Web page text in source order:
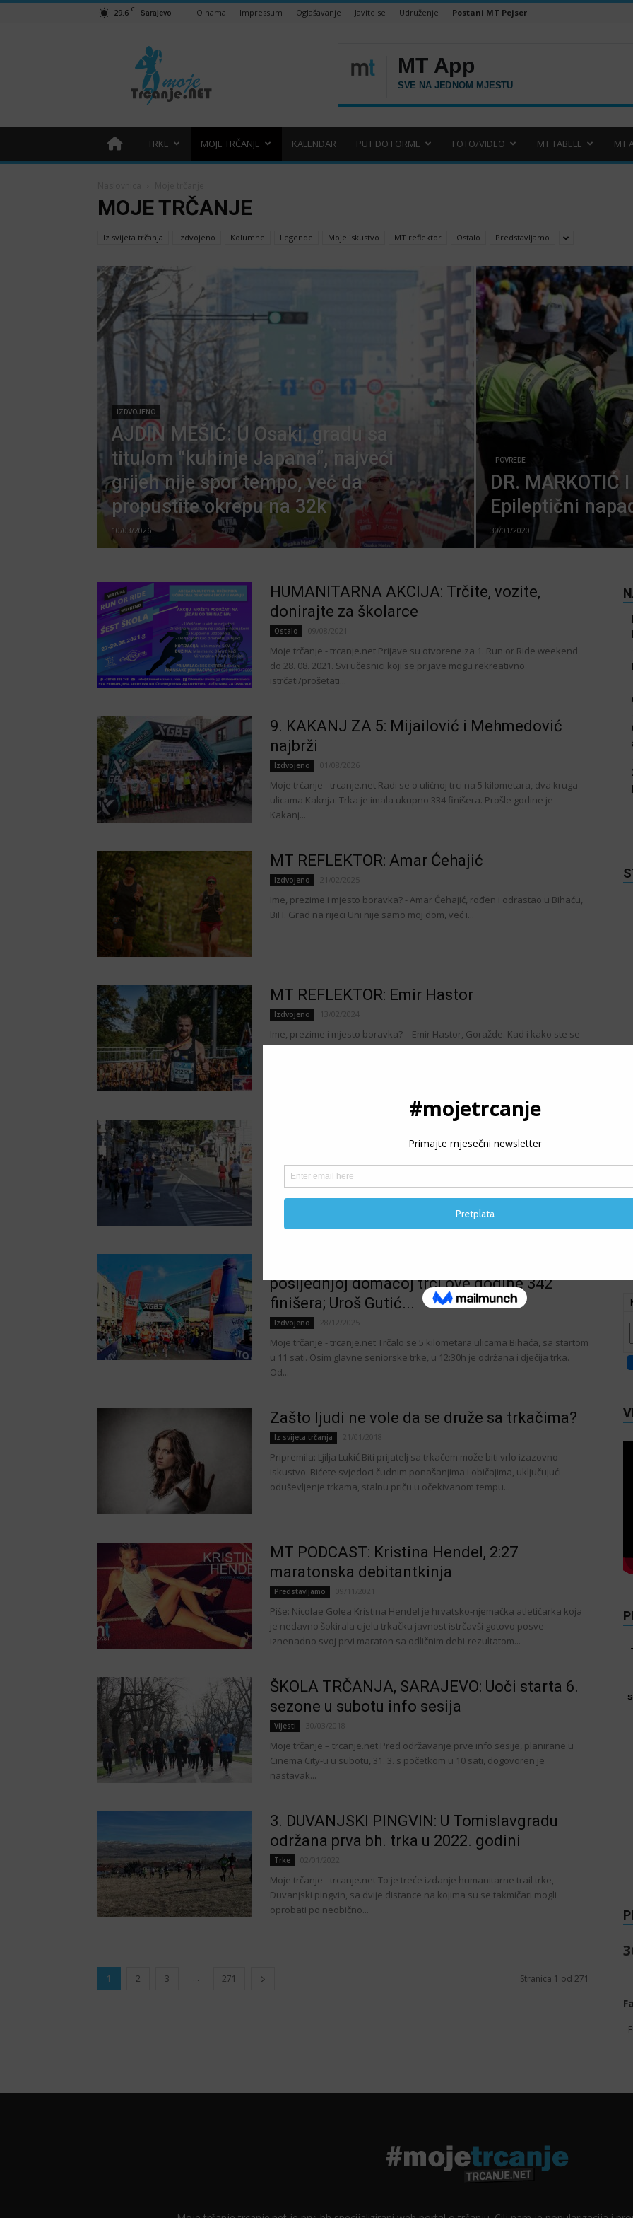
29.6 C Sarajevo O nama Impressum Oglašavanje Javite se Udruženje Postani MT Pejser
Moje
trčanje
trcanje.net
TRKE MOJE TRČANJE KALENDAR PUT DO FORME FOTO/VIDEO MT TABELE MT
MOJE TRČANJE
Iz svijeta trčanja Izdvojeno Kolumne Legende Moje iskustvo MT reflektor Ostalo Predstavljamo
IZDVOJENO
AJDIN MEŠIĆ: U Osaki, gradu sa
titulom “kuhinje Japana”, najveći
grijeh nije spor tempo, već da
propustite okrepu na 32k
10/03/2026
POVREDE
DR. MARKOTIĆ
Epileptični
30/01/2020
HUMANITARNA AKCIJA: Trčite, vozite,
donirajte za školarce
Ostalo 09/08/2021
Moje trčanje - trcanje.net Prijave su otvorene za 1. Run or Ride weekend
do 28. 08. 2021. Svi učesnici koji se prijave mogu rekreativno
istrčati/prošetati...
9. KAKANJ ZA 5: Mijailović i Mehmedović
najbrži
Izdvojeno 01/08/2026
Moje trčanje - trcanje.net Radi se o uličnoj trci na 5 kilometara, dva kruga
ulicama Kaknja. Trka je imala ukupno 334 finišera. Prošle godine je
Kakanj...
MT REFLEKTOR: Amar Ćehajić
Izdvojeno 21/02/2025
Ime, prezime i mjesto boravka? - Amar Ćehajić, rođen i odrastao u Bihaću,
BiH. Grad na rijeci Uni nije samo moj dom, već i...
MT REFLEKTOR: Emir Hastor
Izdvojeno 13/02/2024
Ime, prezime i mjesto boravka? - Emir Hastor, Goražde. Kad i kako ste se
počeli baviti trčanjem? - Prije osam godina sam počeo trenirati sa...
Ilić najbrži na premijernom izdanju
Izdvojeno 28/09/2024
Moje trčanje - trcanje.net U okviru manifestacije danas su održane dvije
trke: SUN RUN polumaraton i FUN RUN trka 7km, dok je dječija trka –...
posljednjoj domaćoj trci ove godine 342
finišera; Uroš Gutić...
Izdvojeno 28/12/2025
Moje trčanje - trcanje.net Trčalo se 5 kilometara ulicama Bihaća, sa startom
u 11 sati. Osim glavne seniorske trke, u 12:30h je održana i dječija trka.
Od...
Zašto ljudi ne vole da se druže sa trkačima?
Iz svijeta trčanja 21/01/2018
Pripremila: Ljilja Lukić Biti prijatelj sa trkačem može biti vrlo izazovno
iskustvo. Bićete svjedoci čudnim ponašanjima i običajima, uključujući
oduševljenje trkama, stalnu priču u očekivanom tempu...
MT PODCAST: Kristina Hendel, 2:27
maratonska debitantkinja
Predstavljamo 09/11/2021
Piše: Nicolae Golea Kristina Hendel je hrvatsko-njemačka atletičarka koja
je nedavno šokirala cijelu trkačku javnost istrčavši gotovo posve
iznenadno svoj prvi maraton sa odličnim debi-rezultatom...
ŠKOLA TRČANJA, SARAJEVO: Uoči starta 6.
sezone u subotu info sesija
Vijesti 30/03/2018
Moje trčanje – trcanje.net Pred održavanje prve info sesije, planirane u
Cinema City-u u subotu, 31. 3. s početkom u 10 sati, dogovoren je
nastavak...
3. DUVANJSKI PINGVIN: U Tomislavgradu
održana prva bh. trka u 2022. godini
Trke 02/01/2022
Moje trčanje - trcanje.net To je treće izdanje humanitarne trail trke,
Duvanjski pingvin, sa dvije distance na kojima su se takmičari mogli
oprobati po neobično...
1 2 3 ... 271 Stranica 1 od 271